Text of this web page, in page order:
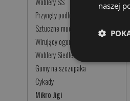
Przynęty podlodowe
Sztuczne muchy
Wirujący ogonek
Woblery Siedleckie
Gumy na szczupaka
Cykady
Mikro Jigi
naszej